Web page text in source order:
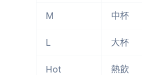
M 中杯
L 大杯
Hot 熱飲